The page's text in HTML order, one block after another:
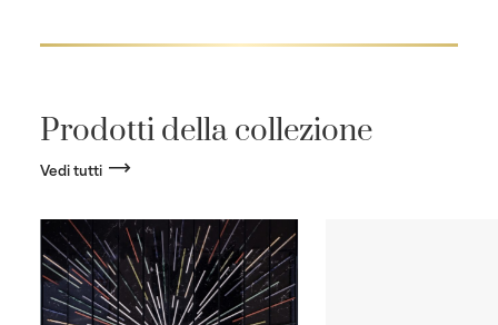
Prodotti della collezione
Vedi tutti